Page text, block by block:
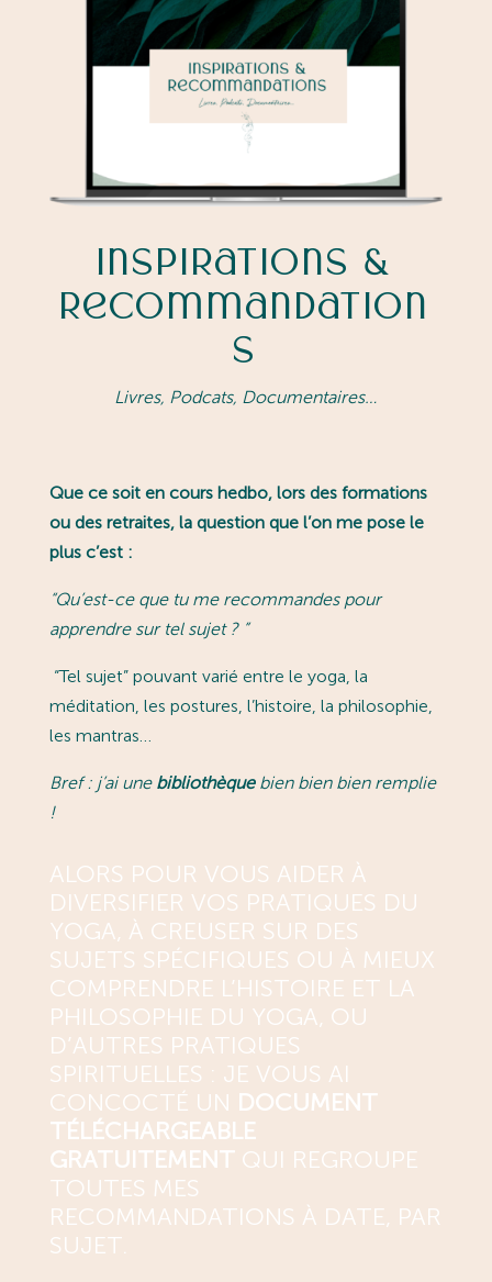
Inspirations &
Recommandation
s
Livres, Podcats, Documentaires…
Que ce soit en cours hedbo, lors des formations
ou des retraites, la question que l’on me pose le
plus c’est :
“Qu’est-ce que tu me recommandes pour
apprendre sur tel sujet ? ”
“Tel sujet” pouvant varié entre le yoga, la
méditation, les postures, l’histoire, la philosophie,
les mantras…
Bref : j’ai une bibliothèquebien bien bien remplie
!
ALORS POUR VOUS AIDER À
DIVERSIFIER VOS PRATIQUES DU
YOGA, À CREUSER SUR DES
SUJETS SPÉCIFIQUES OU À MIEUX
COMPRENDRE L’HISTOIRE ET LA
PHILOSOPHIE DU YOGA, OU
D’AUTRES PRATIQUES
SPIRITUELLES : JE VOUS AI
CONCOCTÉ UN DOCUMENT
TÉLÉCHARGEABLE
GRATUITEMENTQUI REGROUPE
TOUTES MES
RECOMMANDATIONS À DATE, PAR
SUJET.